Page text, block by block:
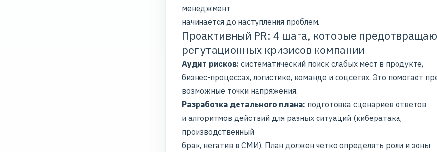
менеджмент
начинается до наступления проблем.
Проактивный PR: 4 шага, которые
репутационных кризисов компании
Аудит рисков: систематический поиск слабых мест в продукте,
бизнес-процессах, логистике, команде и соцсетях. Это помогает
возможные точки напряжения.
Разработка детального плана: подготовка сценариев ответов
и алгоритмов действий для разных ситуаций (кибератака,
производственный
брак, негатив в СМИ). План должен четко определять роли и зоны